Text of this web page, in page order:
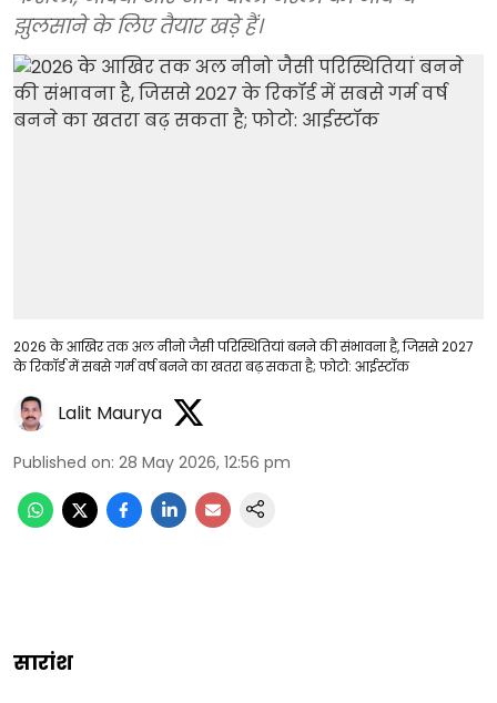
झुलसाने के लिए तैयार खड़े हैं।
2026 के आखिर तक अल नीनो जैसी परिस्थितियां बनने की संभावना है, जिससे 2027
के रिकॉर्ड में सबसे गर्म वर्ष बनने का खतरा बढ़ सकता है; फोटो: आईस्टॉक
Lalit Maurya
Published on: 28 May 2026, 12:56 pm
सारांश